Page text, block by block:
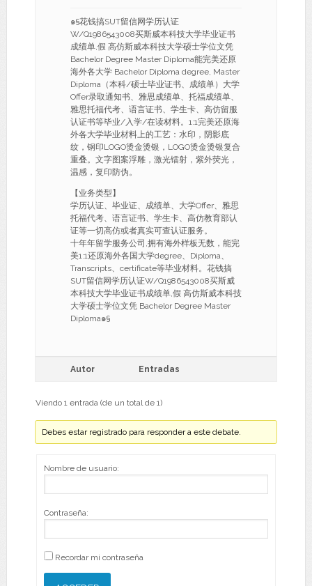
๑§花钱搞SUT留信网学历认证
W/Q1986543008买斯威本科技大学毕业证书
成绩单,假 高仿斯威本科技大学硕士学位文凭
Bachelor Degree Master Diploma能完美还原
海外各大学 Bachelor Diploma degree, Master
Diploma（本科/硕士毕业证书、成绩单）大学
Offer录取通知书、雅思成绩单、托福成绩单、
雅思托福代考、语言证书、学生卡、高仿留服
认证书等毕业/入学/在读材料。1:1完美还原海
外各大学毕业材料上的工艺：水印，阴影底
纹，钢印LOGO烫金烫银，LOGO烫金烫银复合
重叠。文字图案浮雕，激光镭射，紫外荧光，
温感，复印防伪。
【业务类型】
学历认证、毕业证、成绩单、大学Offer、雅思
托福代考、语言证书、学生卡、高仿教育部认
证等一切高仿或者真实可查认证服务。
十年年留学服务公司,拥有海外样板无数，能完
美1:1还原海外各国大学degree、Diploma、
Transcripts、certificate等毕业材料。花钱搞
SUT留信网学历认证W/Q1986543008买斯威
本科技大学毕业证书成绩单,假 高仿斯威本科技
大学硕士学位文凭 Bachelor Degree Master
Diploma๑§
Autor Entradas
Viendo 1 entrada (de un total de 1)
Debes estar registrado para responder a este debate.
Nombre de usuario:
Contraseña:
Recordar mi contraseña